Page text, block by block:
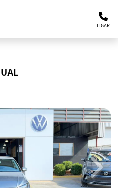
LIGAR
Next